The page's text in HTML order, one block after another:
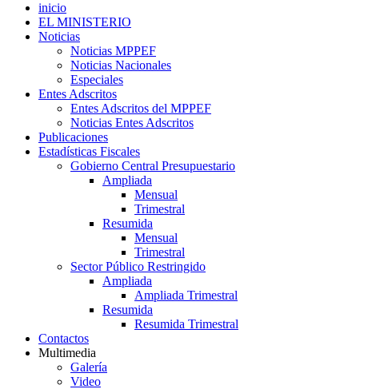
inicio
EL MINISTERIO
Noticias
Noticias MPPEF
Noticias Nacionales
Especiales
Entes Adscritos
Entes Adscritos del MPPEF
Noticias Entes Adscritos
Publicaciones
Estadísticas Fiscales
Gobierno Central Presupuestario
Ampliada
Mensual
Trimestral
Resumida
Mensual
Trimestral
Sector Público Restringido
Ampliada
Ampliada Trimestral
Resumida
Resumida Trimestral
Contactos
Multimedia
Galería
Video